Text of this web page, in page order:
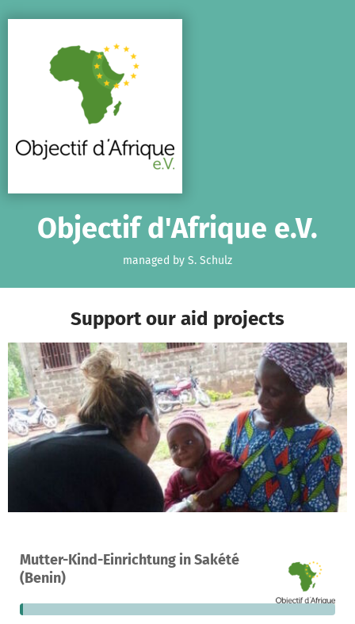
Objectif d'Afrique e.V.
managed by S. Schulz
Support our aid projects
Mutter-Kind-Einrichtung in Sakété
(Benin)
A project in Sakété, Benin
2
donations
1% €16,090
still needed